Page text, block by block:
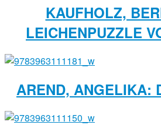
KAUFHOLZ,
LEICHENPUZZLE
AREND, ANGELIKA: